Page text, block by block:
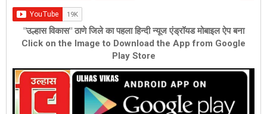
"उल्हास विकास" ठाणे जिले का पहला हिन्दी न्यूज एंड्रॉयड मोबाइल ऐप बना
Click on the Image to Download the App from Google
Play Store